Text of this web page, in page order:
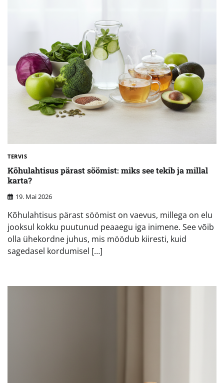
TERVIS
Kõhulahtisus pärast söömist: miks see tekib ja millal
karta?
19. Mai 2026
Kõhulahtisus pärast söömist on vaevus, millega on elu
jooksul kokku puutunud peaaegu iga inimene. See võib
olla ühekordne juhus, mis möödub kiiresti, kuid
sagedasel kordumisel […]